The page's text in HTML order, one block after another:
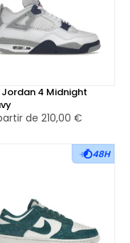
Jordan 4 Midnight
de 210,00 €
48H